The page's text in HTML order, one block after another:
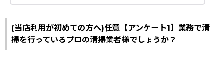
(当店利用が初めての方へ)任意【アンケート1】業務で清
掃を行っているプロの清掃業者様でしょうか？